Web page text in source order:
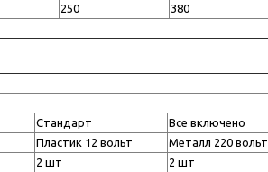
250 380
Стандарт
Все включено
Пластик 12 вольт
Металл 220 вольт
2 шт 2 шт